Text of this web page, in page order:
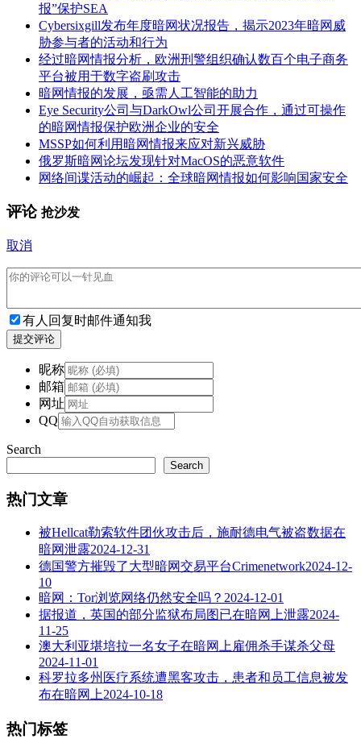
报”保护SEA
Cyber​​sixgill发布年度暗网状况报告，揭示2023年暗网威
胁参与者的活动和行为
经过暗网情报分析，欧洲刑警组织确认数百个电子商务
平台被用于数字盗刷攻击
暗网情报的发展，亟需人工智能的助力
Eye Security公司与DarkOwl公司开展合作，通过可操作
的暗网情报保护欧洲企业的安全
MSSP如何利用暗网情报来应对新兴威胁
俄罗斯暗网论坛发现针对MacOS的恶意软件
网络间谍活动的崛起：全球暗网情报如何影响国家安全
评论 抢沙发
取消
有人回复时邮件通知我
提交评论
昵称
邮箱
网址
QQ
Search
Search
热门文章
被Hellcat勒索软件团伙攻击后，施耐德电气被盗数据在
暗网泄露2024-12-31
德国警方摧毁了大型暗网交易平台Crimenetwork2024-12-
10
暗网：Tor浏览网络仍然安全吗？ 2024-12-01
据报道，英国的部分监狱布局图已在暗网上泄露2024-
11-25
澳大利亚堪培拉一名女子在暗网上雇佣杀手谋杀父母
2024-11-01
科罗拉多州医疗系统遭黑客攻击，患者和员工信息被发
布在暗网上2024-10-18
热门标签